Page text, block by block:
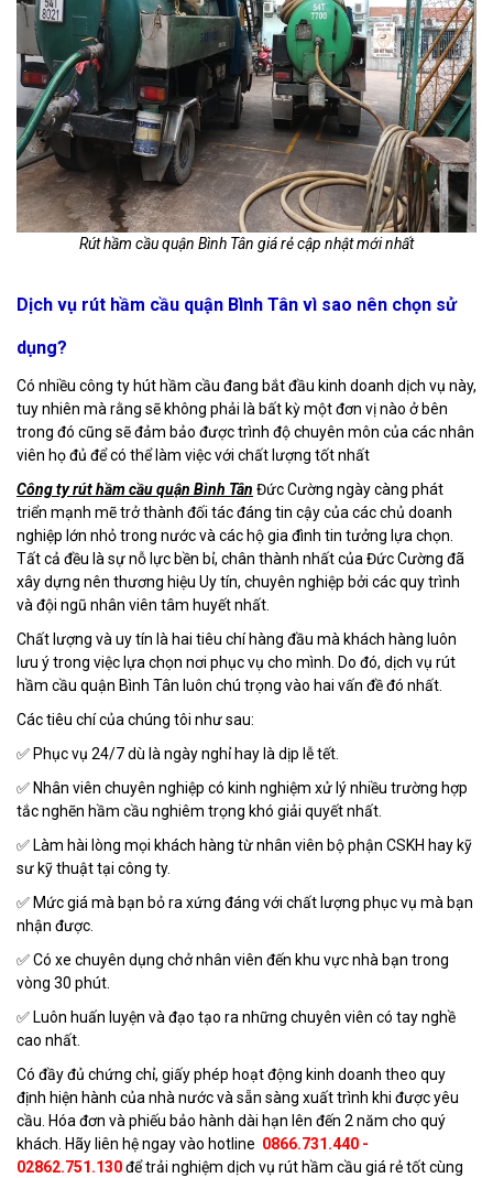
Rút hầm cầu quận Bình Tân giá rẻ cập nhật mới nhất
Dịch vụ rút hầm cầu quận Bình Tân vì sao nên chọn sử
dụng?
Có nhiều công ty hút hầm cầu đang bắt đầu kinh doanh dịch vụ này,
tuy nhiên mà rằng sẽ không phải là bất kỳ một đơn vị nào ở bên
trong đó cũng sẽ đảm bảo được trình độ chuyên môn của các nhân
viên họ đủ để có thể làm việc với chất lượng tốt nhất
Công ty rút hầm cầu quận Bình Tân Đức Cường ngày càng phát
triển mạnh mẽ trở thành đối tác đáng tin cậy của các chủ doanh
nghiệp lớn nhỏ trong nước và các hộ gia đình tin tưởng lựa chọn.
Tất cả đều là sự nỗ lực bền bỉ, chân thành nhất của Đức Cường đã
xây dựng nên thương hiệu Uy tín, chuyên nghiệp bởi các quy trình
và đội ngũ nhân viên tâm huyết nhất.
Chất lượng và uy tín là hai tiêu chí hàng đầu mà khách hàng luôn
lưu ý trong việc lựa chọn nơi phục vụ cho mình. Do đó, dịch vụ rút
hầm cầu quận Bình Tân luôn chú trọng vào hai vấn đề đó nhất.
Các tiêu chí của chúng tôi như sau:
✅ Phục vụ 24/7 dù là ngày nghỉ hay là dịp lễ tết.
✅ Nhân viên chuyên nghiệp có kinh nghiệm xử lý nhiều trường hợp
tắc nghẽn hầm cầu nghiêm trọng khó giải quyết nhất.
✅ Làm hài lòng mọi khách hàng từ nhân viên bộ phận CSKH hay kỹ
sư kỹ thuật tại công ty.
✅ Mức giá mà bạn bỏ ra xứng đáng với chất lượng phục vụ mà bạn
nhận được.
✅ Có xe chuyên dụng chở nhân viên đến khu vực nhà bạn trong
vòng 30 phút.
✅ Luôn huấn luyện và đạo tạo ra những chuyên viên có tay nghề
cao nhất.
Có đầy đủ chứng chỉ, giấy phép hoạt động kinh doanh theo quy
định hiện hành của nhà nước và sẵn sàng xuất trình khi được yêu
cầu. Hóa đơn và phiếu bảo hành dài hạn lên đến 2 năm cho quý
khách. Hãy liên hệ ngay vào hotline 0866.731.440 -
02862.751.130để trải nghiệm dịch vụ rút hầm cầu giá rẻ tốt cùng